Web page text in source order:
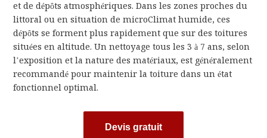
et de dépôts atmosphériques. Dans les zones proches du
littoral ou en situation de microClimat humide, ces
dépôts se forment plus rapidement que sur des toitures
situées en altitude. Un nettoyage tous les 3 à 7 ans, selon
l’exposition et la nature des matériaux, est généralement
recommandé pour maintenir la toiture dans un état
fonctionnel optimal.
Devis gratuit